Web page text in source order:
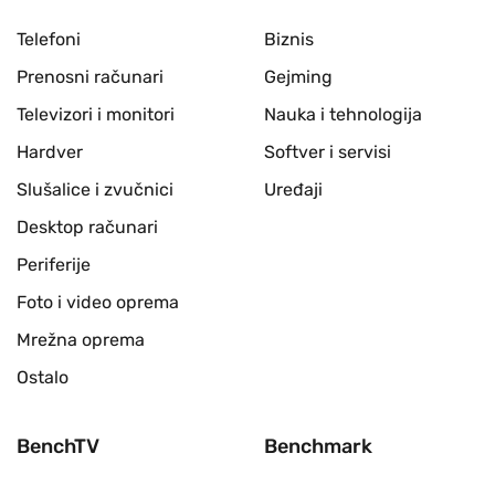
Telefoni
Prenosni računari
Televizori i monitori
Hardver
Slušalice i zvučnici
Desktop računari
Periferije
Foto i video oprema
Mrežna oprema
Ostalo
Biznis
Gejming
Nauka i tehnologija
Softver i servisi
Uređaji
BenchTV Benchmark